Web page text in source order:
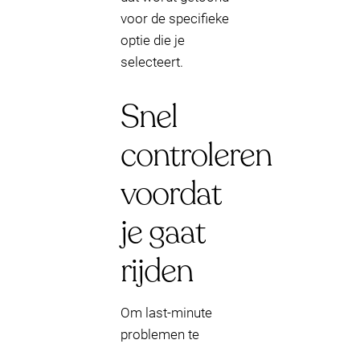
voor de specifieke
optie die je
selecteert.
Snel
controleren
voordat
je gaat
rijden
Om last-minute
problemen te